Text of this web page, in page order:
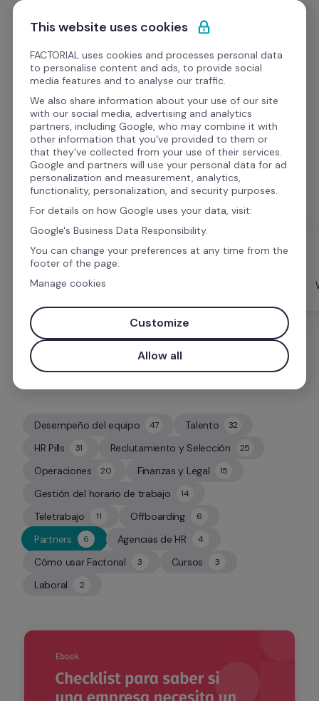
Ir al contenido
Empieza gratis
Los mejores recursos
para RRHH
Acceda a magníficas plantillas de RRHH, seminarios
web, vídeos y podcasts para la gestión de RRHH
Todo
Desempeño del equipo 47
47 Talento 32
32
HR Pills 31
31 Reclutamiento y Selección 25
25
Operaciones 20
20 Finanzas y Legal 15
15
Gestión del horario de trabajo 14
14
Teletrabajo 11
11 Offboarding 6
6
Partners 6
6 Agencias de HR 4
4
Cómo usar Factorial 3
3 Cursos 3
Laboral 2
This website uses cookies
FACTORIAL uses cookies and processes personal data
to personalise content and ads, to provide social
media features and to analyse our traffic.
We also share information about your use of our site
with our social media, advertising and analytics
partners, including Google, who may combine it with
other information that you've provided to them or
that they've collected from your use of their services.
Google and partners will use your personal data for ad
personalization and measurement, analytics,
functionality, personalization, and security purposes.
For details on how Google uses your data, visit:
Google's Business Data Responsibility.
You can change your preferences at any time from the
footer of the page.
Manage cookies
Customize
Allow all